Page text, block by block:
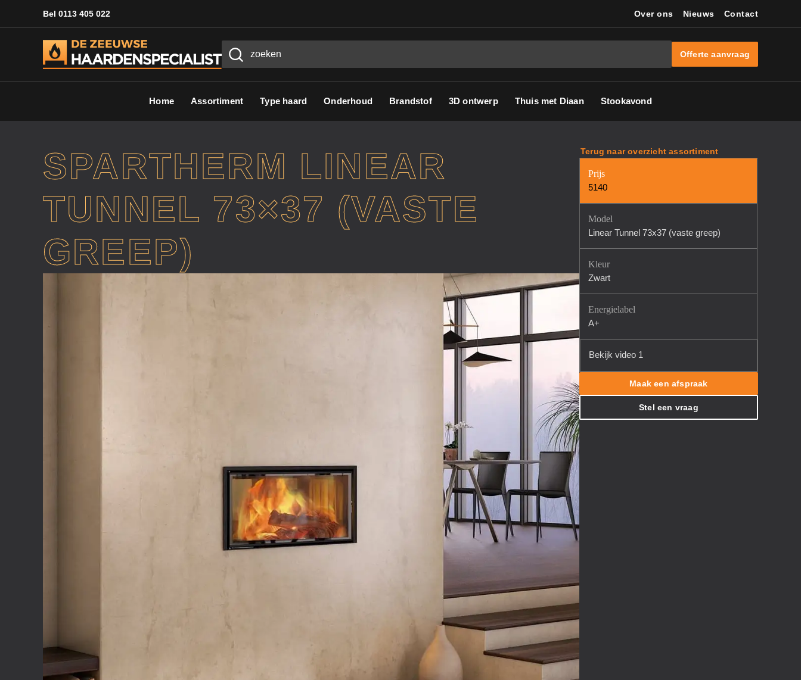
Bel 0113 405 022 Over ons Nieuws Contact
Offerte aanvraag
Home Assortiment Type haard Onderhoud Brandstof 3D ontwerp Thuis met Diaan Stookavond
SPARTHERM LINEAR
TUNNEL 73×37 (VASTE
GREEP)
Terug naar overzicht assortiment
Prijs
5140
Model
Linear Tunnel 73x37 (vaste greep)
Kleur
Zwart
Energielabel
A+
Bekijk video 1
Maak een afspraak
Stel een vraag